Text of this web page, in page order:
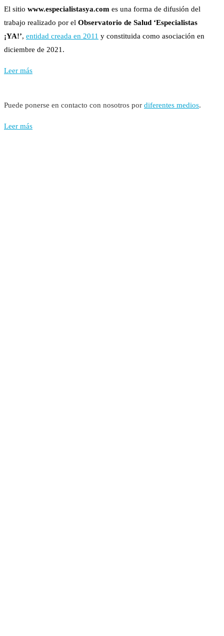
El sitio www.especialistasya.com es una forma de difusión del
trabajo realizado por el Observatorio de Salud ‘Especialistas
¡YA!’, entidad creada en 2011 y constituida como asociación en
diciembre de 2021.
Leer más
Puede ponerse en contacto con nosotros por diferentes medios.
Leer más